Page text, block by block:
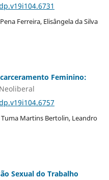
Ferreira, Elisângela da Silva
Feminino:
Martins Bertolin, Leandro
Sexual do Trabalho